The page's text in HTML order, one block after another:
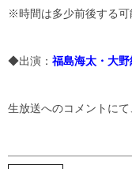
※時間は多少前後する可
◆出演： 福島海太・大野
生放送へのコメントに